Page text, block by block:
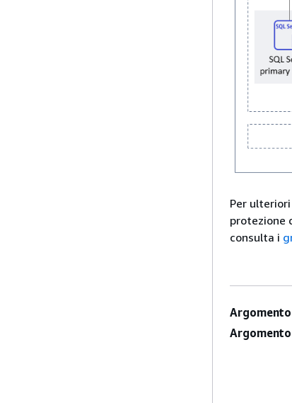
Per
protezione
consulta i